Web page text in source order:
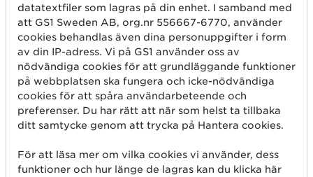
Demo Validoo – Övergripande och
DataEntry
Validoo DataEntry är GS1 Sweden:s
inmatningssystem för artikelinformation som
skickas genom datapoolen Validoo. På det här
webinariet gick vi igenom hur du inom
byggmaterialhandeln kan jobba i systemet.
datatextfiler som lagras på din enhet. I samband med
att GS1 Sweden AB, org.nr 556667-6770, använder
cookies behandlas även dina personuppgifter i form
av din IP-adress. Vi på GS1 använder oss av
nödvändiga cookies för att grundläggande funktioner
på webbplatsen ska fungera och icke-nödvändiga
cookies för att spåra användarbeteende och
preferenser. Du har rätt att när som helst ta tillbaka
ditt samtycke genom att trycka på Hantera cookies.
För att läsa mer om vilka cookies vi använder, dess
funktioner och hur länge de lagras kan du klicka här